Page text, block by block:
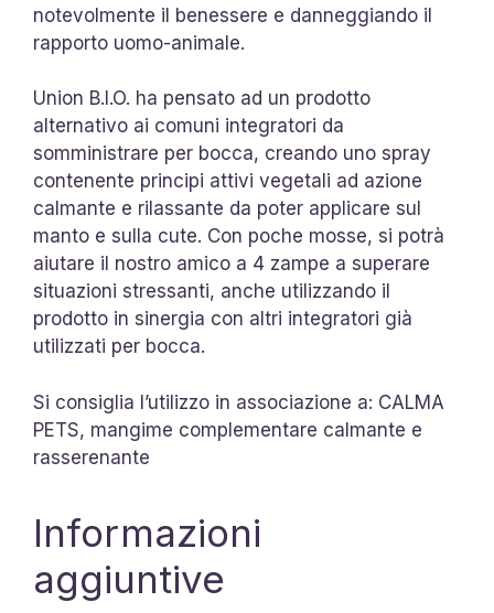
notevolmente il benessere e danneggiando il
rapporto uomo-animale.
Union B.I.O. ha pensato ad un prodotto
alternativo ai comuni integratori da
somministrare per bocca, creando uno spray
contenente principi attivi vegetali ad azione
calmante e rilassante da poter applicare sul
manto e sulla cute. Con poche mosse, si potrà
aiutare il nostro amico a 4 zampe a superare
situazioni stressanti, anche utilizzando il
prodotto in sinergia con altri integratori già
utilizzati per bocca.
Si consiglia l’utilizzo in associazione a: CALMA
PETS, mangime complementare calmante e
rasserenante
Informazioni
aggiuntive